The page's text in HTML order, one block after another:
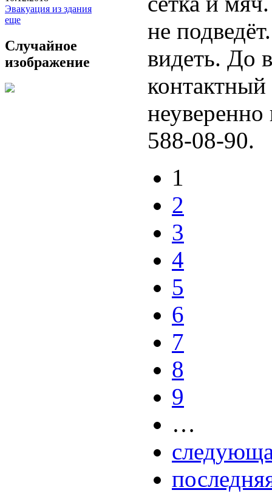
Эвакуация из здания
еще
Случайное
изображение
не
видеть. До
контактный
588-08-90.
1
2
3
4
5
6
7
8
9
…